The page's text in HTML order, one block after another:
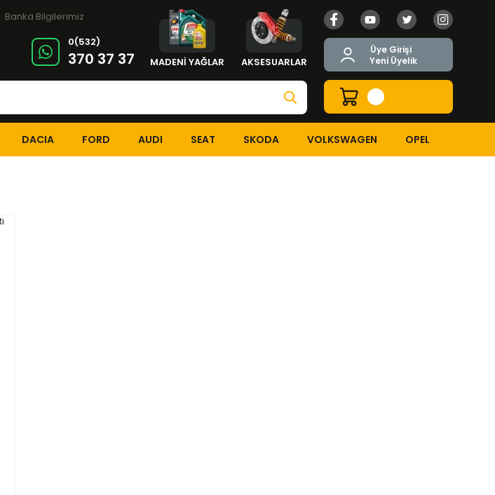
Banka Bilgilerimiz
0(532)
370 37 37 MADENİ YAĞLAR AKSESUARLAR
Üye Girişi
Yeni Üyelik
DACIA FORD AUDI SEAT SKODA VOLKSWAGEN OPEL